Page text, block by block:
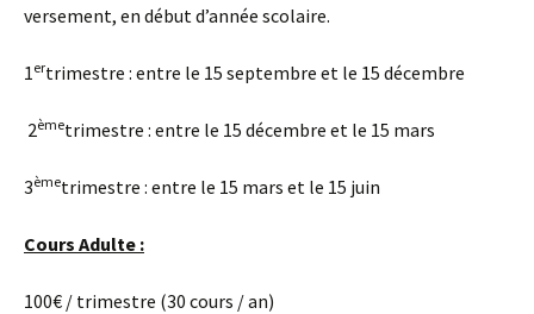
versement, en début d’année scolaire.
1ertrimestre : entre le 15 septembre et le 15 décembre
2èmetrimestre : entre le 15 décembre et le 15 mars
3èmetrimestre : entre le 15 mars et le 15 juin
Cours Adulte :
100€ / trimestre (30 cours / an)